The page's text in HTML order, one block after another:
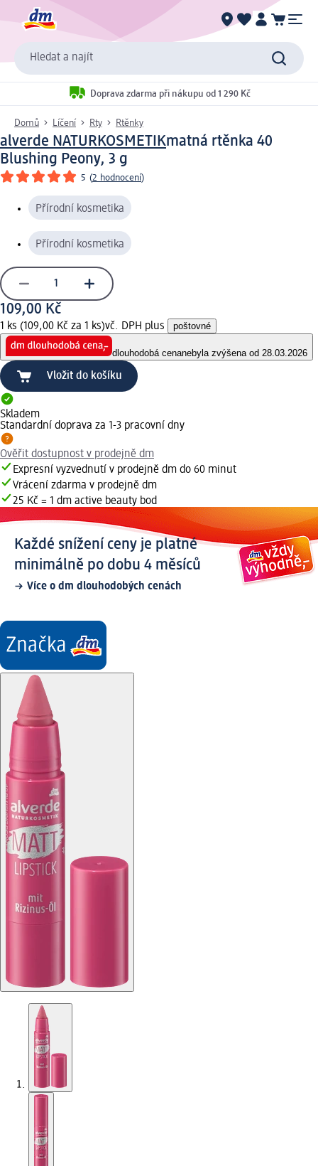
Hledat a najít
Doprava zdarma při nákupu od 1 290 Kč
Domů Líčení Rty Rtěnky
alverde NATURKOSMETIKmatná rtěnka 40
Blushing Peony, 3 g
5 (2 hodnocení)
Přírodní kosmetika
Přírodní kosmetika
109,00 Kč
1 ks (109,00 Kč za 1 ks)vč. DPH plus poštovné
dlouhodobá cenanebyla zvýšena od 28.03.2026
Vložit do košíku
Skladem
Standardní doprava za 1-3 pracovní dny
Ověřit dostupnost v prodejně dm
Expresní vyzvednutí v prodejně dm do 60 minut
Vrácení zdarma v prodejně dm
25 Kč = 1 dm active beauty bod
Každé snížení ceny je platné
minimálně po dobu 4 měsíců
Více o dm dlouhodobých cenách